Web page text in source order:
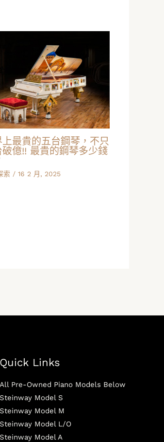
上最貴的五台鋼琴，不只
破億!! 最貴的鋼琴多少錢
索 / 16 2 月, 2025
Quick Links
All Pre-Owned Piano Models Below
Steinway Model S
Steinway Model M
Steinway Model L/O
Steinway Model A